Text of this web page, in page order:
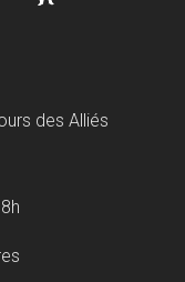
des Alliés